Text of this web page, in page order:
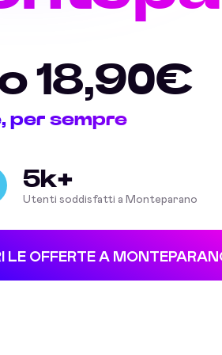
18,90€
per sempre
5k+
Utenti soddisfatti a Monteparano
LE OFFERTE A